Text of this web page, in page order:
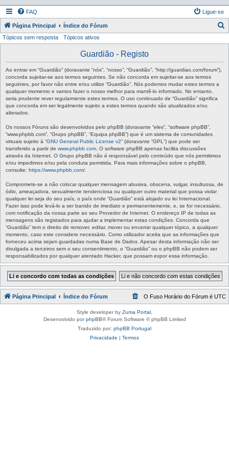
FAQ Ligue-se
Página Principal Índice do Fórum
Tópicos sem resposta Tópicos ativos
Guardião - Registo
Ao entrar em “Guardião” (doravante “nós”, “nosso”, “Guardião”, “http://guardiao.com/forum”),
concorda sujeitar-se aos termos seguintes. Se não concorda em sujeitar-se aos termos
seguintes, por favor não entre e/ou utilize “Guardião”. Nós podemos mudar estes termos a
qualquer momento e vamos fazer o nosso melhor para mantê-lo informado. No entanto,
seria prudente rever regularmente estes termos. O uso continuado de “Guardião” significa
que concorda em ser legalmente sujeito a estes termos quando são atualizados e/ou
alterados.
Os nossos Fóruns são desenvolvidos pelo phpBB (doravante “eles”, “software phpBB”,
“www.phpbb.com”, “Grupo phpBB”, “Equipa phpBB”) que é um sistema de comunidades
virtuais sujeito à “GNU General Public License v2” (doravante “GPL”) que pode ser
transferido a partir de www.phpbb.com . O software phpBB apenas facilita discussões
através da Internet. O Grupo phpBB não é responsável pelo conteúdo que nós permitimos
e/ou impedimos e/ou pela conduta permitida. Para mais informações sobre o phpBB,
consulte: https://www.phpbb.com/
Compromete-se a não colocar qualquer mensagem abusiva, obscena, vulgar, insultuosa, de
ódio, ameaçadora, sexualmente tendenciosa ou qualquer outro material que possa violar
qualquer lei seja do seu país, o país onde “Guardião” está alojado ou lei Internacional.
Fazer isso pode levá-lo a ser banido de imediato e permanentemente, e, se for necessário,
com notificação da nossa parte ao seu Provedor de Internet. O endereço IP de todas as
mensagens são registados para ajudar a implementar estas condições. Concorda que
“Guardião” tem o direito de remover, editar, mover ou encerrar qualquer tópico, a qualquer
momento, caso este considere necessário. Como utilizador aceita que as informações que
forneceu acima sejam guardadas numa Base de Dados. Apesar desta informação não ser
divulgada a terceiros sem o seu consentimento, o “Guardião” ou o phpBB não podem ser
responsabilizados por qualquer atentado Hacker, que possam expor essa informação.
Página Principal Índice do Fórum O Fuso Horário do Fórum é UTC
Style developer by Zuma Portal
Desenvolvido porphpBB® Forum Software © phpBB Limited
Traduzido por: phpBB Portugal
Privacidade | Termos